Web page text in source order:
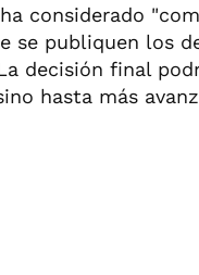
considerado
se publiquen los
decisión final
hasta más